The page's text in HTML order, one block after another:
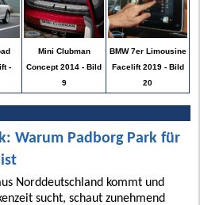
-
Mini Clubman
Concept 2014 - Bild
9
BMW 7er Limousine
Facelift 2019 - Bild
20
Warum Padborg Park für
Norddeutschland kommt und
sucht, schaut zunehmend